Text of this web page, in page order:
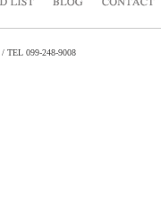
TEL 099-248-9008